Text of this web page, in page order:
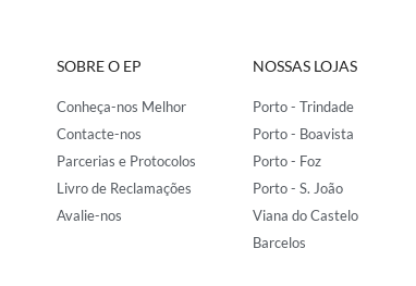
SOBRE O EP
Conheça-nos Melhor
Contacte-nos
Parcerias e Protocolos
Livro de Reclamações
Avalie-nos
NOSSAS LOJAS
Porto - Trindade
Porto - Boavista
Porto - Foz
Porto - S. João
Viana do Castelo
Barcelos